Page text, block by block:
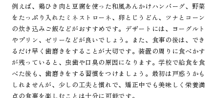
例えば、鶏ひき肉と豆腐を使った和風あんかけハンバーグ、野菜
をたっぷり入れたミネストローネ、卵とじうどん、ツナとコーン
の炊き込みご飯などがおすすめです。デザートには、ヨーグルト
やプリン、ゼリーなどが良いでしょう。また、食事の後は、でき
るだけ早く歯磨きをすることが大切です。装置の周りに食べかす
が残っていると、虫歯や口臭の原因になります。学校で給食を食
べた後も、歯磨きをする習慣をつけましょう。最初は戸惑うかも
しれませんが、少しの工夫と慣れで、矯正中でも美味しく栄養満
点の食事を楽しむことは十分に可能です。